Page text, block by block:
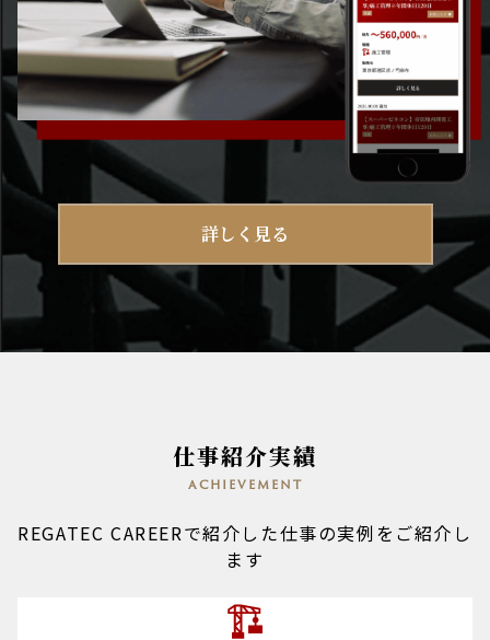
詳しく見る
仕事紹介実績
achievement
REGATEC CAREERで紹介した仕事の実例をご紹介し
ます